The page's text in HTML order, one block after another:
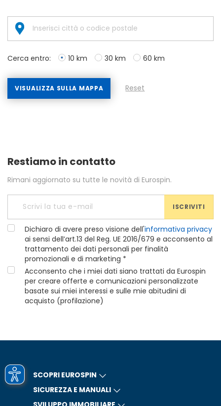
Cerca entro: 10 km 30 km 60 km
VISUALIZZA SULLA MAPPA Reset
Restiamo in contatto
Rimani aggiornato su tutte le novità di Eurospin.
ISCRIVITI
Dichiaro di avere preso visione dell'informativa privacy
ai sensi dell’art.13 del Reg. UE 2016/679 e acconsento al
trattamento dei dati personali per finalità
promozionali e di marketing *
Acconsento che i miei dati siano trattati da Eurospin
per creare offerte e comunicazioni personalizzate
basate sui miei interessi e sulle mie abitudini di
acquisto (profilazione)
SCOPRI EUROSPIN
SICUREZZA E MANUALI